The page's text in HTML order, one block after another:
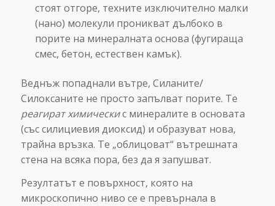
стоят отгоре, техните изключително малки
(нано) молекули проникват дълбоко в
порите на минералната основа (фугираща
смес, бетон, естествен камък).
Веднъж попаднали вътре, Силаните/
Силоксаните не просто запълват порите. Те
реагират химическис минералите в основата
(със силициевия диоксид) и образуват нова,
трайна връзка. Те „облицоват“ вътрешната
стена на всяка пора, без да я запушват.
Резултатът е повърхност, която на
микроскопично ниво се е превърнала в